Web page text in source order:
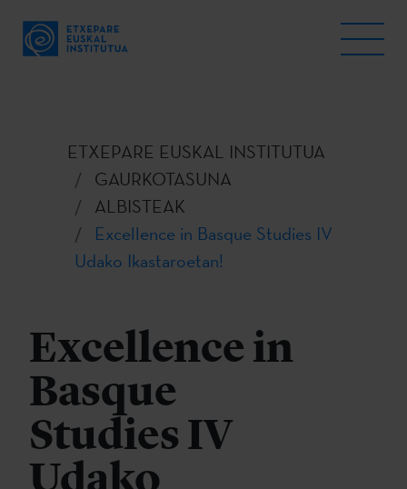
ETXEPARE EUSKAL INSTITUTUA
GAURKOTASUNA
ALBISTEAK
Excellence in Basque Studies IV
Udako Ikastaroetan!
Excellence in
Basque
Studies IV
Udako